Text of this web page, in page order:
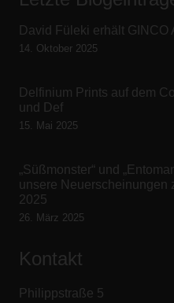
David Füleki erhält GINCO
14. Oktober 2025
Delfinium Prints auf dem
und Def
15. Mai 2025
„Süßmonster“ und
unsere Neuerscheinungen
2025
26. März 2025
Kontakt
Philippstraße 5